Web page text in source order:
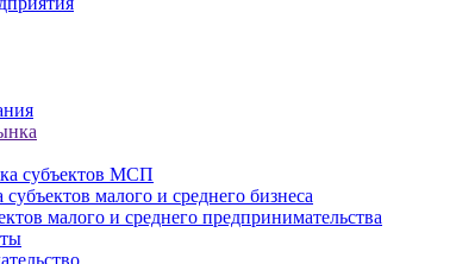
субъектов МСП
малого и среднего бизнеса
малого и среднего предпринимательства